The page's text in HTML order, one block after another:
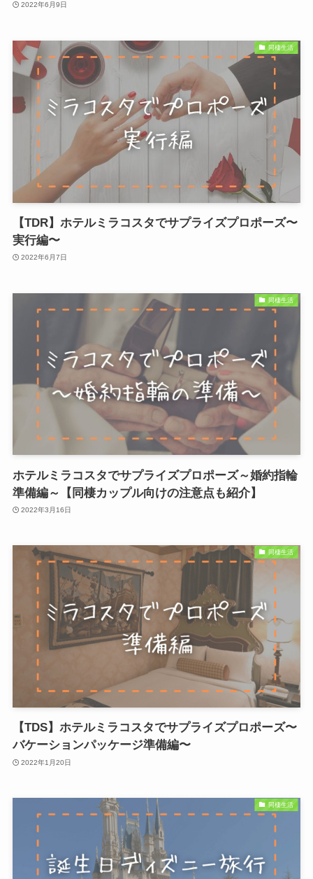
2022年6月9日
同棲生活
【TDR】ホテルミラコスタでサプライズプロポーズ〜
実行編〜
2022年6月7日
同棲生活
ホテルミラコスタでサプライズプロポーズ～婚約指輪
準備編～【同棲カップル向けの注意点も紹介】
2022年3月16日
同棲生活
【TDS】ホテルミラコスタでサプライズプロポーズ〜
バケーションパッケージ準備編〜
2022年1月20日
同棲生活